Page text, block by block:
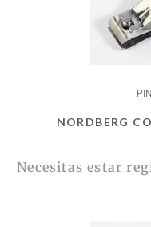
NORDBERG
Necesitas estar